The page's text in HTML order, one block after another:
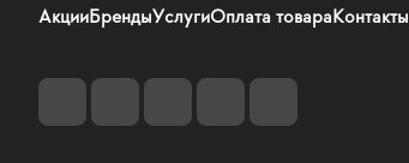
АкцииБрендыУслугиОплата товараКонтакты